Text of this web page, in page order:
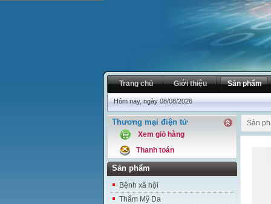
Trang chủ Giới thiệu Sản phẩm
Hôm nay, ngày 08/08/2026
Thương mại điện tử
Xem giỏ hàng
Thanh toán
Sản phẩm
Bệnh xã hội
Thẩm Mỹ Da
Sản